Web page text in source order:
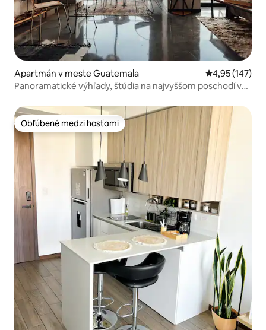
Apartmán v meste Guatemala Priemerné
4,95 (147)
Panoramatické výhľady, štúdia na najvyššom poschodí v
Obľúbené medzi hosťami
Obľúbené medzi hosťami